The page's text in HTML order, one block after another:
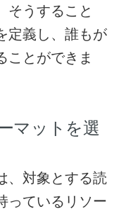
そうすること
定義し、誰もが
ことができま
マットを選
、対象とする読
っているリソー